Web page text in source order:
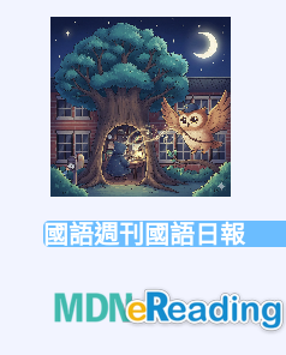
https://
國語週刊國語日報